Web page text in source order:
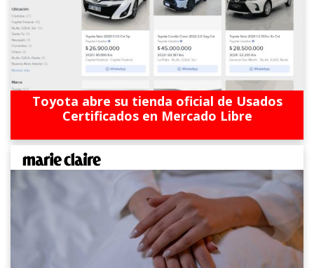
Toyota abre su tienda oficial de Usados
Certificados en Mercado Libre